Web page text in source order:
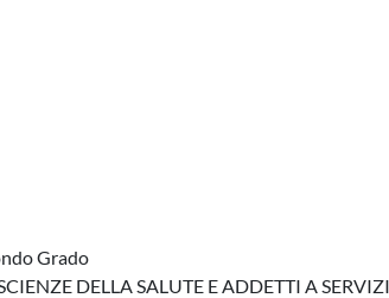
Grado
DELLA SALUTE E ADDETTI A SERVIZI